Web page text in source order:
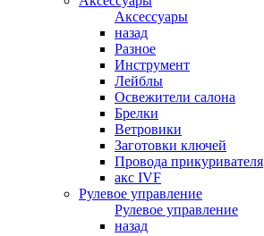
Аксессуары
назад
Разное
Инструмент
Лейблы
Освежители салона
Брелки
Ветровики
Заготовки ключей
Провода прикуривателя
акс IVF
Рулевое управление
Рулевое управление
назад